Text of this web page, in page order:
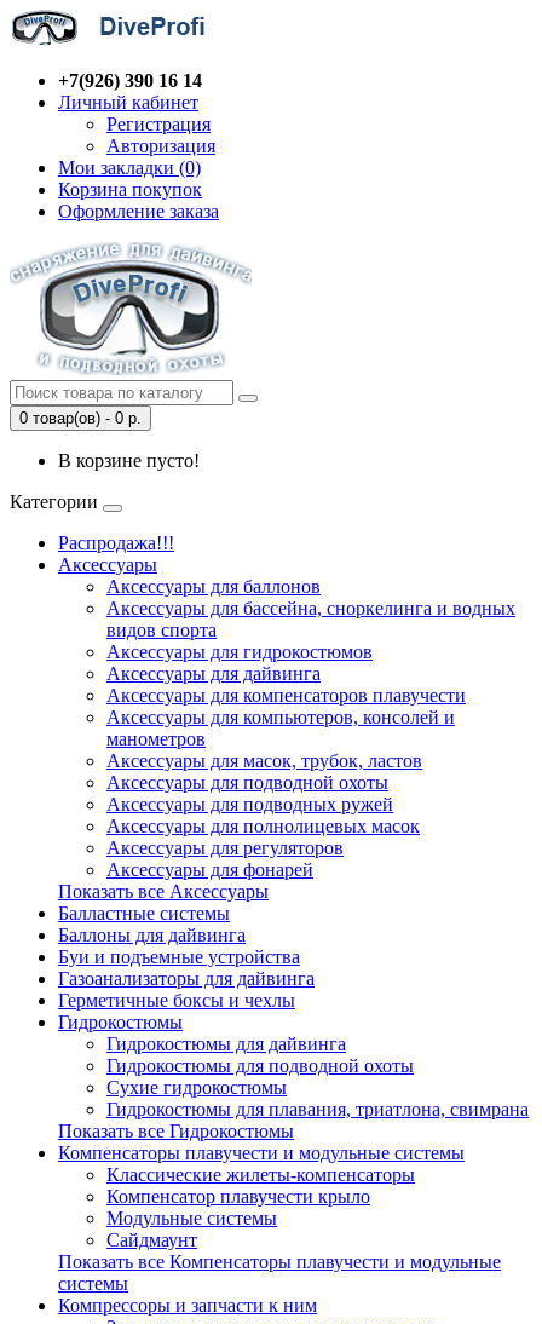
+7(926) 390 16 14
Личный кабинет
Регистрация
Авторизация
Мои закладки (0)
Корзина покупок
Оформление заказа
0 товар(ов) - 0 р.
В корзине пусто!
Категории
Распродажа!!!
Аксессуары
Аксессуары для баллонов
Аксессуары для бассейна, сноркелинга и водных
видов спорта
Аксессуары для гидрокостюмов
Аксессуары для дайвинга
Аксессуары для компенсаторов плавучести
Аксессуары для компьютеров, консолей и
манометров
Аксессуары для масок, трубок, ластов
Аксессуары для подводной охоты
Аксессуары для подводных ружей
Аксессуары для полнолицевых масок
Аксессуары для регуляторов
Аксессуары для фонарей
Показать все Аксессуары
Балластные системы
Баллоны для дайвинга
Буи и подъемные устройства
Газоанализаторы для дайвинга
Герметичные боксы и чехлы
Гидрокостюмы
Гидрокостюмы для дайвинга
Гидрокостюмы для подводной охоты
Сухие гидрокостюмы
Гидрокостюмы для плавания, триатлона, свимрана
Показать все Гидрокостюмы
Компенсаторы плавучести и модульные системы
Классические жилеты-компенсаторы
Компенсатор плавучести крыло
Модульные системы
Сайдмаунт
Показать все Компенсаторы плавучести и модульные
системы
Компрессоры и запчасти к ним